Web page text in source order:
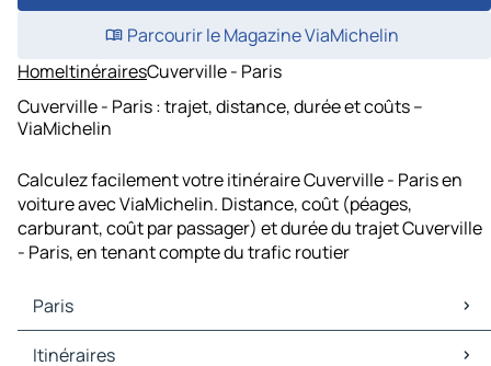
Parcourir le Magazine ViaMichelin
HomeItinérairesCuverville - Paris
Cuverville - Paris : trajet, distance, durée et coûts –
ViaMichelin
Calculez facilement votre itinéraire Cuverville - Paris en
voiture avec ViaMichelin. Distance, coût (péages,
carburant, coût par passager) et durée du trajet Cuverville
- Paris, en tenant compte du trafic routier
Paris
Paris Cartes et plans
Itinéraires